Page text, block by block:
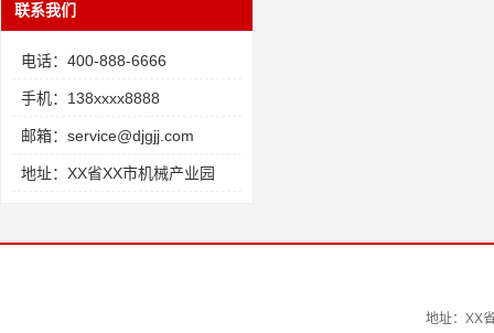
联系我们
电话：400-888-6666
手机：138xxxx8888
邮箱：service@djgjj.com
地址：XX省XX市机械产业园
地址：XX